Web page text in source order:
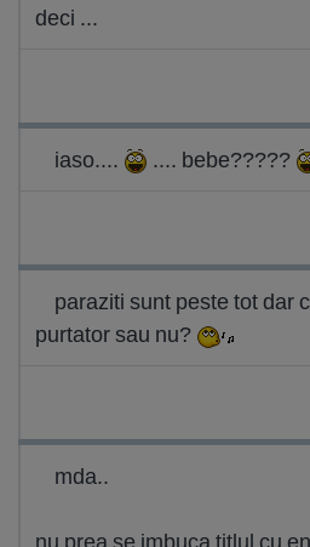
deci ...
iaso.... .... bebe?????
paraziti sunt peste tot dar
purtator sau nu?
mda..